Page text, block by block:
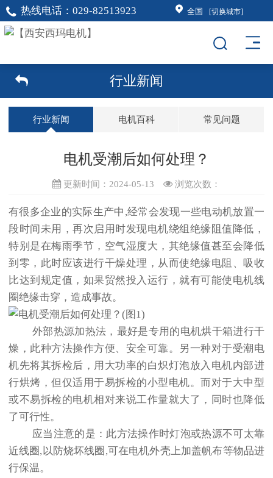
热线电话： 029-82513923 全国 [切换城市]
行业新闻
行业新闻 电机百科 常见问题
电机受潮后如何处理？
更新时间：2024-05-13 浏览次数：
有很多企业的实际生产中,经常会发现一些电动机放置一
段时间未用，再次启用时发现电机绕组绝缘阻值降低，
特别是在梅雨季节，空气湿度大，其绝缘值甚至会降低
到零，此时应该进行干燥处理，从而使绝缘电阻、吸收
比达到规定值，如果贸然投入运行，就有可能使电机线
圈绝缘击穿，造成事故。
外部热源加热法，最好是专用的电机烘干箱进行干
燥，此种方法操作方便、安全可靠。另一种对于受潮电
机先将其拆检后，用大功率的白炽灯泡放入电机内部进
行烘烤，但仅适用于易拆检的小型电机。而对于大中型
或不易拆检的电机相对来说工作量就大了，同时也降低
了可行性。
应当注意的是：此方法操作时灯泡或热源不可太靠
近线圈,以防烧坏线圈,可在电机外壳上加盖帆布等物品进
行保温。